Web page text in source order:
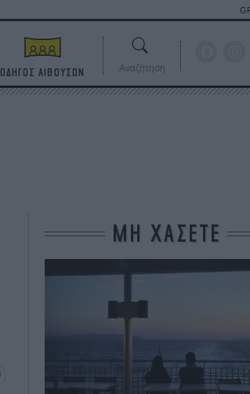
ΟΔΗΓΟΣ ΑΙΘΟΥΣΩΝ Αναζήτηση
ΜΗ ΧΑΣΕΤΕ